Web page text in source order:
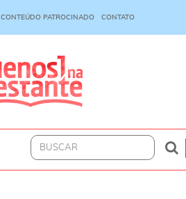
CONTEÚDO PATROCINADO CONTATO